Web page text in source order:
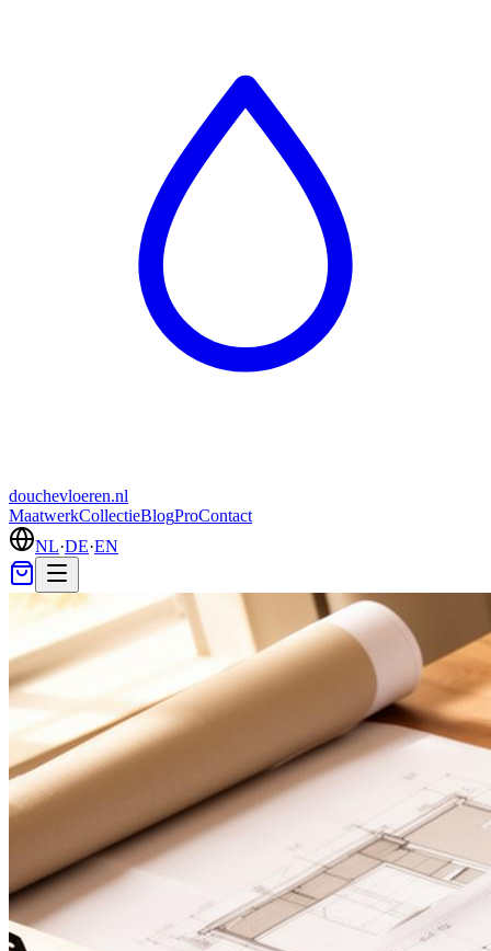
douchevloeren.nl
MaatwerkCollectieBlogProContact
NL·DE·EN